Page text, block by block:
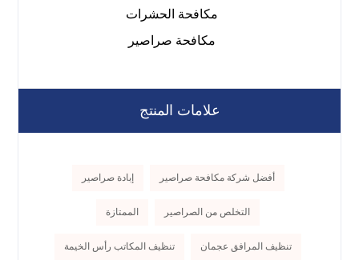
مكافحة الحشرات
مكافحة صراصير
علامات المنتج
أفضل شركة مكافحة صراصير إبادة صراصير
التخلص من الصراصير الممتازة
تنظيف المرافق عجمان تنظيف المكاتب رأس الخيمة